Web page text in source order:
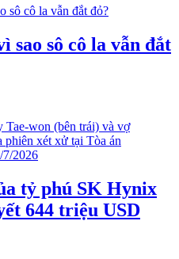
sao sô cô la vẫn đắt
tỷ phú SK Hynix
644 triệu USD